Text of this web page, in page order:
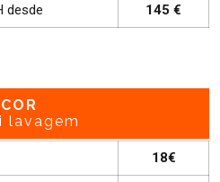
desde 145 €
COR
lavagem
18€